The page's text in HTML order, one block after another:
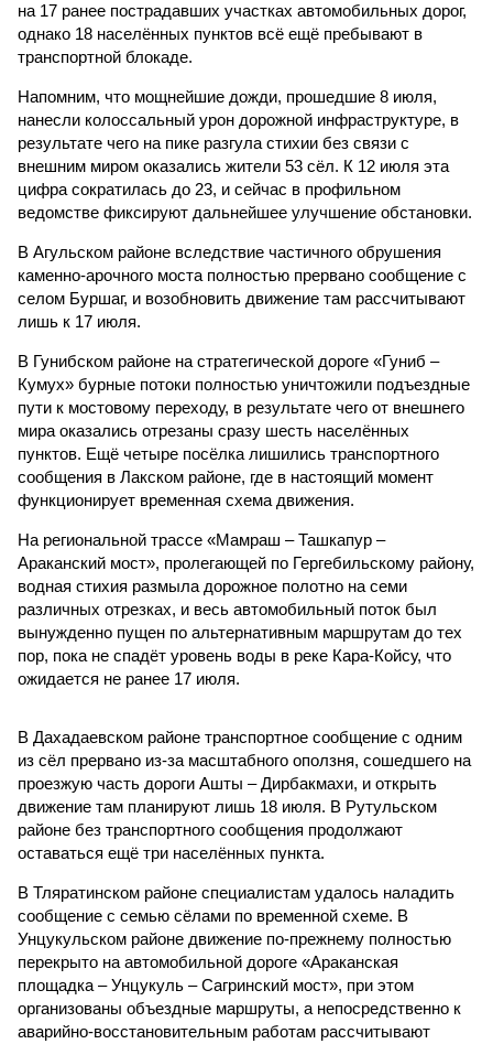
на 17 ранее пострадавших участках автомобильных дорог,
однако 18 населённых пунктов всё ещё пребывают в
транспортной блокаде.
Напомним, что мощнейшие дожди, прошедшие 8 июля,
нанесли колоссальный урон дорожной инфраструктуре, в
результате чего на пике разгула стихии без связи с
внешним миром оказались жители 53 сёл. К 12 июля эта
цифра сократилась до 23, и сейчас в профильном
ведомстве фиксируют дальнейшее улучшение обстановки.
В Агульском районе вследствие частичного обрушения
каменно-арочного моста полностью прервано сообщение с
селом Буршаг, и возобновить движение там рассчитывают
лишь к 17 июля.
В Гунибском районе на стратегической дороге «Гуниб –
Кумух» бурные потоки полностью уничтожили подъездные
пути к мостовому переходу, в результате чего от внешнего
мира оказались отрезаны сразу шесть населённых
пунктов. Ещё четыре посёлка лишились транспортного
сообщения в Лакском районе, где в настоящий момент
функционирует временная схема движения.
На региональной трассе «Мамраш – Ташкапур –
Араканский мост», пролегающей по Гергебильскому району,
водная стихия размыла дорожное полотно на семи
различных отрезках, и весь автомобильный поток был
вынужденно пущен по альтернативным маршрутам до тех
пор, пока не спадёт уровень воды в реке Кара-Койсу, что
ожидается не ранее 17 июля.
В Дахадаевском районе транспортное сообщение с одним
из сёл прервано из-за масштабного оползня, сошедшего на
проезжую часть дороги Ашты – Дирбакмахи, и открыть
движение там планируют лишь 18 июля. В Рутульском
районе без транспортного сообщения продолжают
оставаться ещё три населённых пункта.
В Тляратинском районе специалистам удалось наладить
сообщение с семью сёлами по временной схеме. В
Унцукульском районе движение по-прежнему полностью
перекрыто на автомобильной дороге «Араканская
площадка – Унцукуль – Сагринский мост», при этом
организованы объездные маршруты, а непосредственно к
аварийно-восстановительным работам рассчитывают